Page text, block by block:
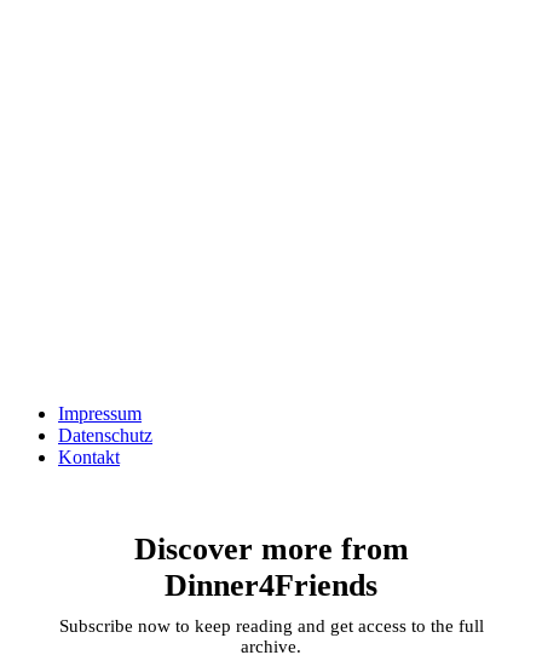
Impressum
Datenschutz
Kontakt
Discover more from
Dinner4Friends
Subscribe now to keep reading and get access to the full
archive.